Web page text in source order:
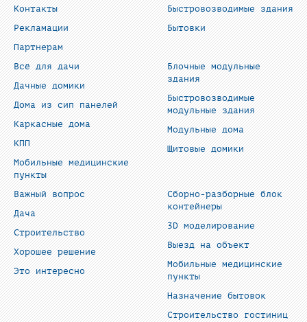
Контакты
Рекламации
Партнерам
Быстровозводимые здания
Бытовки
Всё для дачи
Дачные домики
Дома из сип панелей
Каркасные дома
КПП
Мобильные медицинские
пункты
Блочные модульные
здания
Быстровозводимые
модульные здания
Модульные дома
Щитовые домики
Важный вопрос
Дача
Строительство
Хорошее решение
Это интересно
Сборно-разборные блок
контейнеры
3D моделирование
Выезд на объект
Мобильные медицинские
пункты
Назначение бытовок
Строительство гостиниц